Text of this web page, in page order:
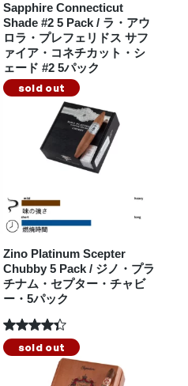
Sapphire Connecticut
Shade #2 5 Pack / ラ・アウ
ロラ・プレフェリドス サフ
ァイア・コネチカット・シ
ェード #2 5パック
sold out
Zino Platinum Scepter
Chubby 5 Pack / ジノ・プラ
チナム・セプター・チャビ
ー・5パック
sold out